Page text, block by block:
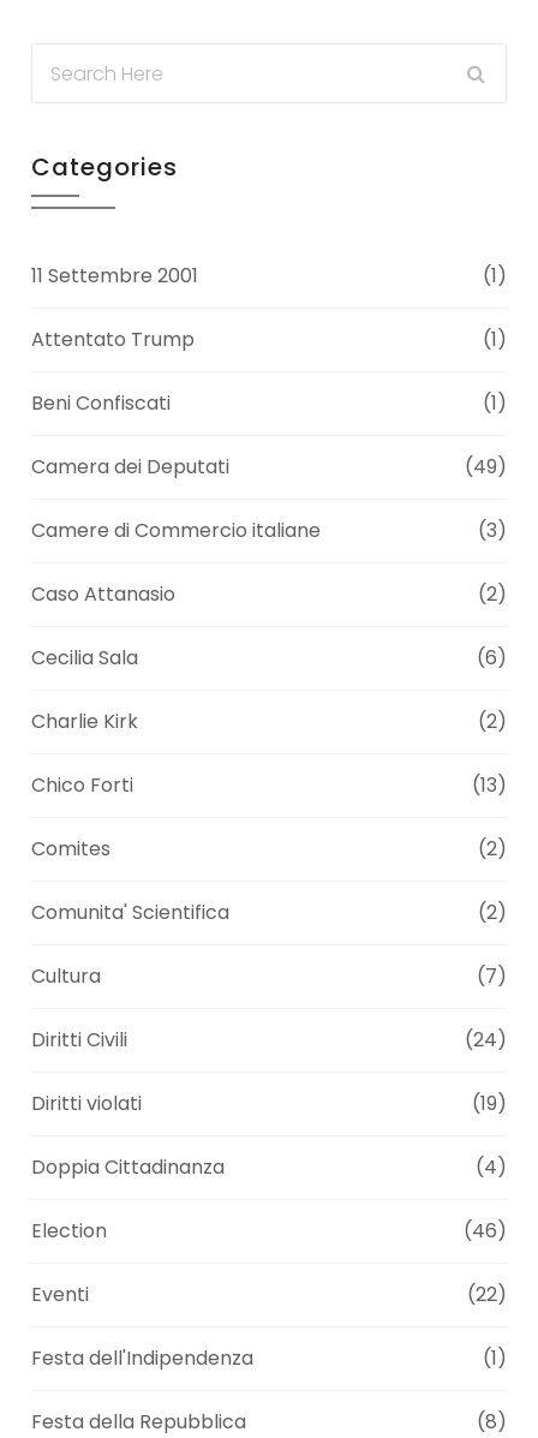
Categories
11 Settembre 2001 (1)
Attentato Trump (1)
Beni Confiscati (1)
Camera dei Deputati (49)
Camere di Commercio italiane (3)
Caso Attanasio (2)
Cecilia Sala (6)
Charlie Kirk (2)
Chico Forti (13)
Comites (2)
Comunita' Scientifica (2)
Cultura (7)
Diritti Civili (24)
Diritti violati (19)
Doppia Cittadinanza (4)
Election (46)
Eventi (22)
Festa dell'Indipendenza (1)
Festa della Repubblica (8)